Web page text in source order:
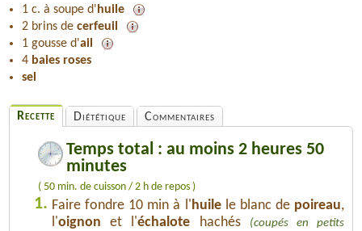
1 c. à soupe d' huile
2 brins de cerfeuil
1 gousse d'ail
4 baies roses
sel
Recette Diététique Commentaires
Temps total : au moins 2 heures 50
minutes
( 50 min. de cuisson / 2 h de repos )
1. Faire fondre 10 min à l' huilele blanc de poireau,
l'oignon et l'échalote hachés
(coupés en petits